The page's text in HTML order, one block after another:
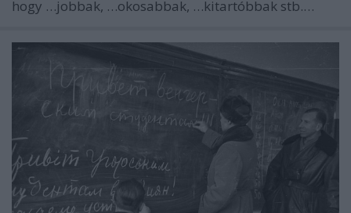
hogy …jobbak, …okosabbak, …kitartóbbak stb.…